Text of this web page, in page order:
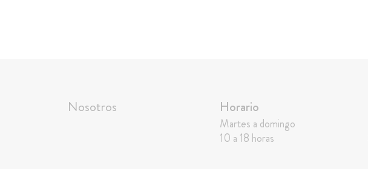
Nosotros Horario
Martes a domingo
10 a 18 horas